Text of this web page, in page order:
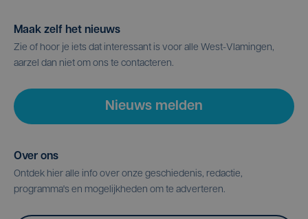
Maak zelf het nieuws
Zie of hoor je iets dat interessant is voor alle West-Vlamingen,
aarzel dan niet om ons te contacteren.
Nieuws melden
Over ons
Ontdek hier alle info over onze geschiedenis, redactie,
programma's en mogelijkheden om te adverteren.